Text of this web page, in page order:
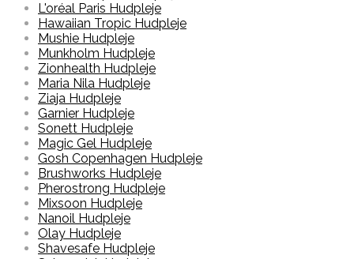
L'oréal Paris Hudpleje
Hawaiian Tropic Hudpleje
Mushie Hudpleje
Munkholm Hudpleje
Zionhealth Hudpleje
Maria Nila Hudpleje
Ziaja Hudpleje
Garnier Hudpleje
Sonett Hudpleje
Magic Gel Hudpleje
Gosh Copenhagen Hudpleje
Brushworks Hudpleje
Pherostrong Hudpleje
Mixsoon Hudpleje
Nanoil Hudpleje
Olay Hudpleje
Shavesafe Hudpleje